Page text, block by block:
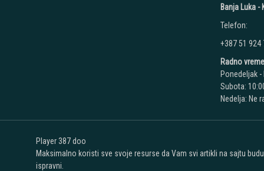
Banja Luka -
Telefon:
+387 51 924
Radno
Ponedeljak -
Subota:
Nedelja: Ne
Player 387 doo
Maksimalno koristi sve svoje resurse da Vam svi artikli na sajtu
ispravni.